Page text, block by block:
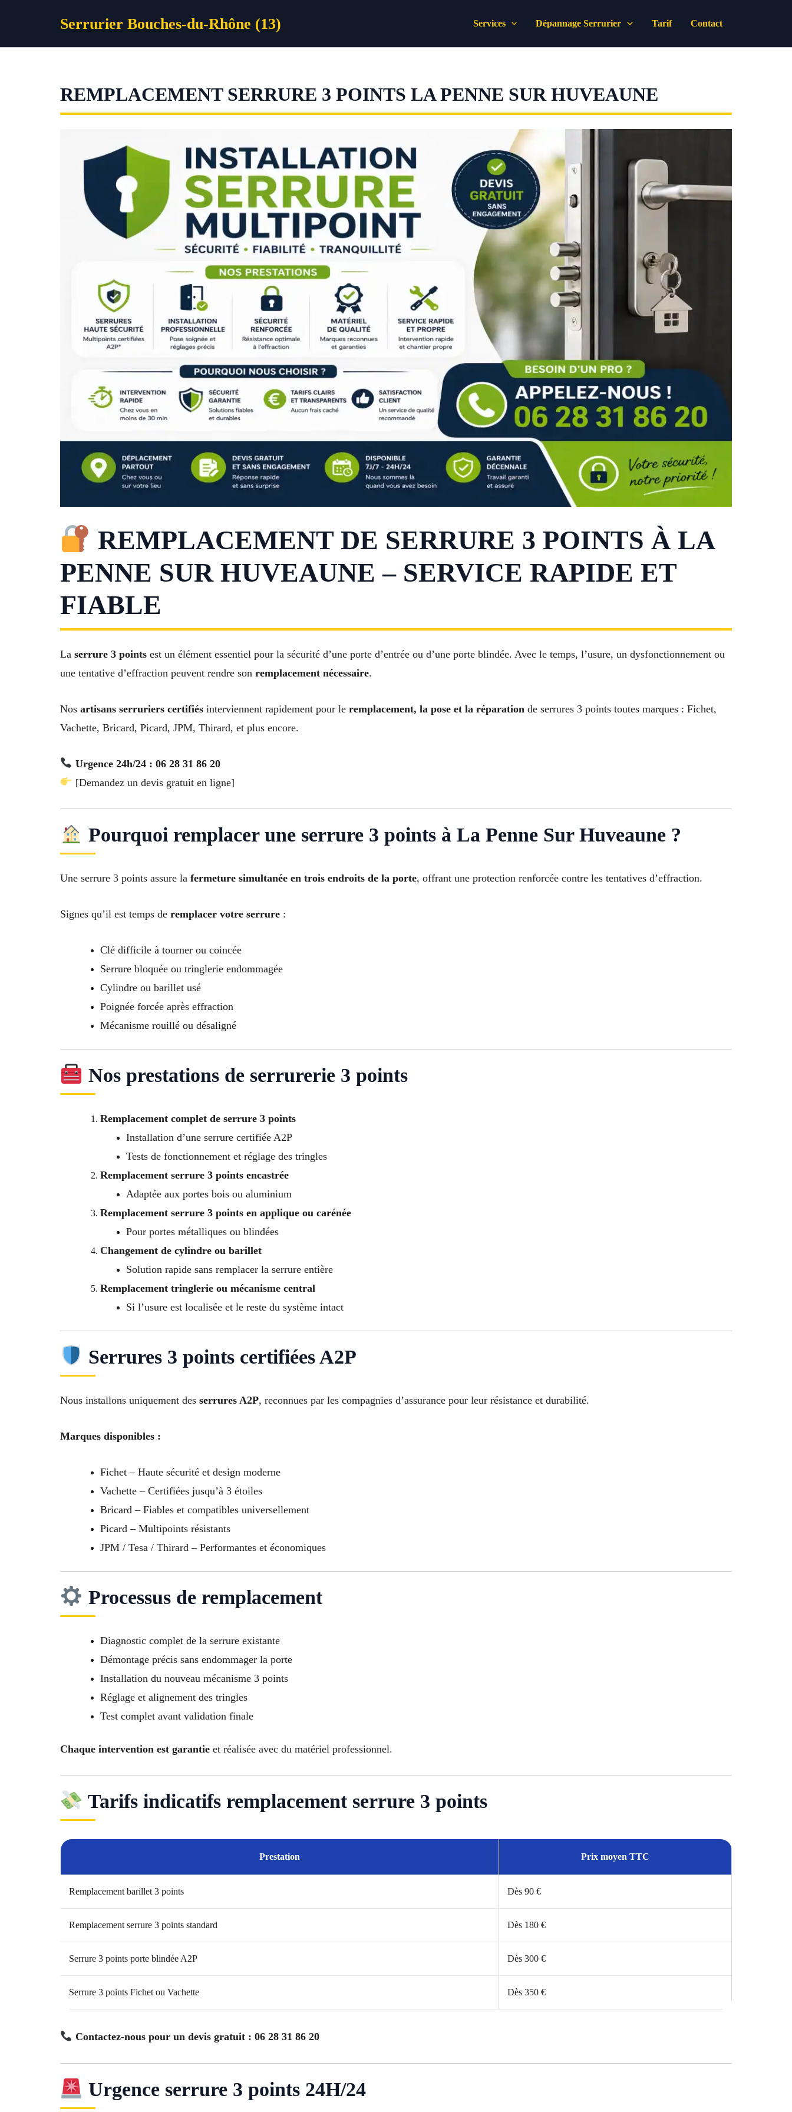
Serrurier Bouches-du-Rhône (13) Services Dépannage Serrurier Tarif Contact
REMPLACEMENT SERRURE 3 POINTS LA PENNE SUR HUVEAUNE
REMPLACEMENT DE SERRURE 3 POINTS À LA
PENNE SUR HUVEAUNE – SERVICE RAPIDE ET
FIABLE
La serrure 3 points est un élément essentiel pour la sécurité d’une porte d’entrée ou d’une porte blindée. Avec le temps, l’usure, un dysfonctionnement ou
une tentative d’effraction peuvent rendre son remplacement nécessaire.
Nos artisans serruriers certifiés interviennent rapidement pour le remplacement, la pose et la réparation de serrures 3 points toutes marques : Fichet,
Vachette, Bricard, Picard, JPM, Thirard, et plus encore.
Urgence 24h/24 : 06 28 31 86 20
[Demandez un devis gratuit en ligne]
Pourquoi remplacer une serrure 3 points à La Penne Sur Huveaune ?
Une serrure 3 points assure la fermeture simultanée en trois endroits de la porte, offrant une protection renforcée contre les tentatives d’effraction.
Signes qu’il est temps de remplacer votre serrure :
Clé difficile à tourner ou coincée
Serrure bloquée ou tringlerie endommagée
Cylindre ou barillet usé
Poignée forcée après effraction
Mécanisme rouillé ou désaligné
Nos prestations de serrurerie 3 points
Remplacement complet de serrure 3 points
Installation d’une serrure certifiée A2P
Tests de fonctionnement et réglage des tringles
Remplacement serrure 3 points encastrée
Adaptée aux portes bois ou aluminium
Remplacement serrure 3 points en applique ou carénée
Pour portes métalliques ou blindées
Changement de cylindre ou barillet
Solution rapide sans remplacer la serrure entière
Remplacement tringlerie ou mécanisme central
Si l’usure est localisée et le reste du système intact
Serrures 3 points certifiées A2P
Nous installons uniquement des serrures A2P, reconnues par les compagnies d’assurance pour leur résistance et durabilité.
Marques disponibles :
Fichet – Haute sécurité et design moderne
Vachette – Certifiées jusqu’à 3 étoiles
Bricard – Fiables et compatibles universellement
Picard – Multipoints résistants
JPM / Tesa / Thirard – Performantes et économiques
Processus de remplacement
Diagnostic complet de la serrure existante
Démontage précis sans endommager la porte
Installation du nouveau mécanisme 3 points
Réglage et alignement des tringles
Test complet avant validation finale
Chaque intervention est garantie et réalisée avec du matériel professionnel.
Tarifs indicatifs remplacement serrure 3 points
Prestation Prix moyen TTC
Remplacement barillet 3 points Dès 90 €
Remplacement serrure 3 points standard Dès 180 €
Serrure 3 points porte blindée A2P Dès 300 €
Serrure 3 points Fichet ou Vachette Dès 350 €
Contactez-nous pour un devis gratuit : 06 28 31 86 20
Urgence serrure 3 points 24H/24